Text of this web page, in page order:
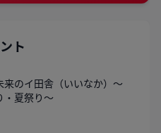
ト
来のイ田舎（いいなか）～
・夏祭り～